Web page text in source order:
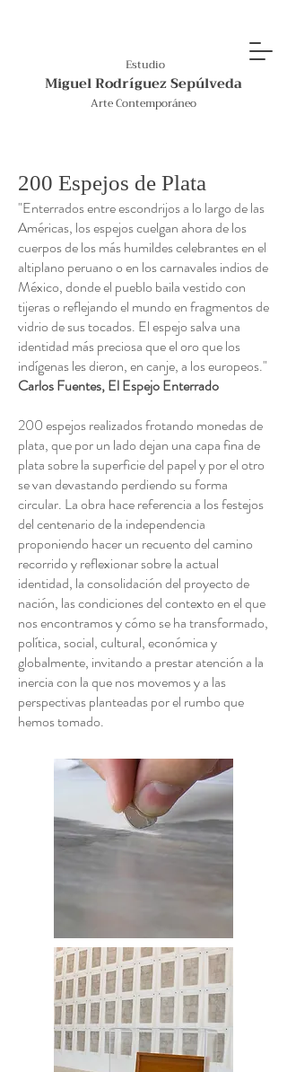
Estudio
Miguel Rodríguez Sepúlveda
Arte Contemporáneo
200 Espejos de Plata
"Enterrados entre escondrijos a lo largo de las
Américas, los espejos cuelgan ahora de los
cuerpos de los más humildes celebrantes en el
altiplano peruano o en los carnavales indios de
México, donde el pueblo baila vestido con
tijeras o reflejando el mundo en fragmentos de
vidrio de sus tocados. El espejo salva una
identidad más preciosa que el oro que los
indígenas les dieron, en canje, a los europeos."
Carlos Fuentes, El Espejo Enterrado
200 espejos realizados frotando monedas de
plata, que por un lado dejan una capa fina de
plata sobre la superficie del papel y por el otro
se van devastando perdiendo su forma
circular. La obra hace referencia a los festejos
del centenario de la independencia
proponiendo hacer un recuento del camino
recorrido y reflexionar sobre la actual
identidad, la consolidación del proyecto de
nación, las condiciones del contexto en el que
nos encontramos y cómo se ha transformado,
política, social, cultural, económica y
globalmente, invitando a prestar atención a la
inercia con la que nos movemos y a las
perspectivas planteadas por el rumbo que
hemos tomado.